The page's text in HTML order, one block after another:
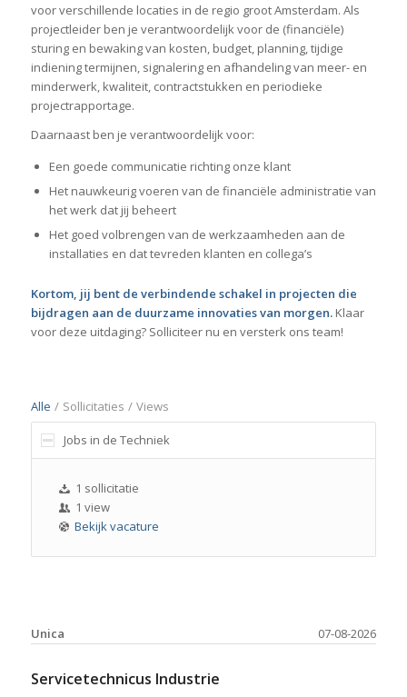
voor verschillende locaties in de regio groot Amsterdam. Als
projectleider ben je verantwoordelijk voor de (financiële)
sturing en bewaking van kosten, budget, planning, tijdige
indiening termijnen, signalering en afhandeling van meer- en
minderwerk, kwaliteit, contractstukken en periodieke
projectrapportage.
Daarnaast ben je verantwoordelijk voor:
Een goede communicatie richting onze klant
Het nauwkeurig voeren van de financiële administratie van
het werk dat jij beheert
Het goed volbrengen van de werkzaamheden aan de
installaties en dat tevreden klanten en collega’s
Kortom, jij bent de verbindende schakel in projecten die
bijdragen aan de duurzame innovaties van morgen.Klaar
voor deze uitdaging? Solliciteer nu en versterk ons team!
Alle / Sollicitaties / Views
Jobs in de Techniek
1 sollicitatie
1 view
Bekijk vacature
07-08-2026
Unica
Servicetechnicus Industrie